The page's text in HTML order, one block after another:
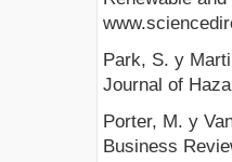
Park, S. y
Journal of
Porter, M. y
Business